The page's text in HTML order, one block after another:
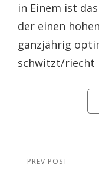
in Einem ist
der einen
ganzjährig
schwitzt/riecht
Previous
PREV POST